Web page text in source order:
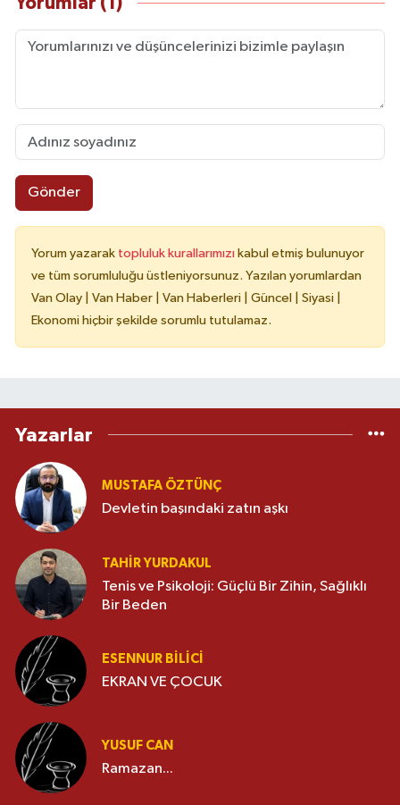
Gönder
Yorum yazarak topluluk kurallarımızı kabul etmiş bulunuyor
ve tüm sorumluluğu üstleniyorsunuz. Yazılan yorumlardan
Van Olay | Van Haber | Van Haberleri | Güncel | Siyasi |
Ekonomi hiçbir şekilde sorumlu tutulamaz.
Yazarlar
MUSTAFA ÖZTÜNÇ
Devletin başındaki zatın aşkı
TAHIR YURDAKUL
Tenis ve Psikoloji: Güçlü Bir Zihin, Sağlıklı
Bir Beden
ESENNUR BİLİCİ
EKRAN VE ÇOCUK
YUSUF CAN
Ramazan...